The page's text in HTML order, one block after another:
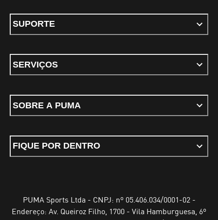
SUPORTE
SERVIÇOS
SOBRE A PUMA
FIQUE POR DENTRO
PUMA Sports Ltda - CNPJ: nº 05.406.034/0001-02 -
Endereço: Av. Queiroz Filho, 1700 - Vila Hamburguesa, 6º